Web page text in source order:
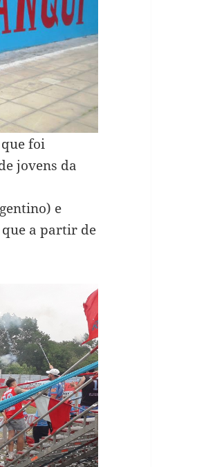
foi
jovens da
e
a partir de